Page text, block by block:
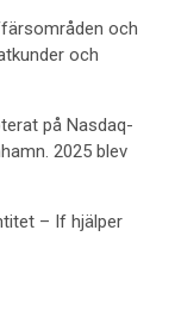
och
och
på Nasdaq-
2025 blev
– If hjälper